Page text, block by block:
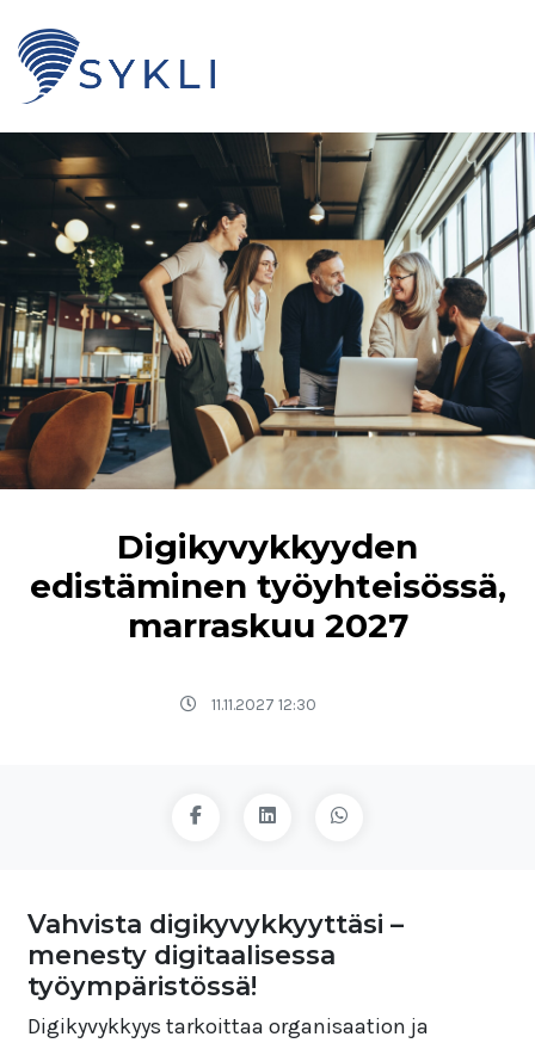
Digikyvykkyyden
edistäminen työyhteisössä,
marraskuu 2027
11.11.2027 12:30
Vahvista digikyvykkyyttäsi –
menesty digitaalisessa
työympäristössä!
Digikyvykkyys tarkoittaa organisaation ja